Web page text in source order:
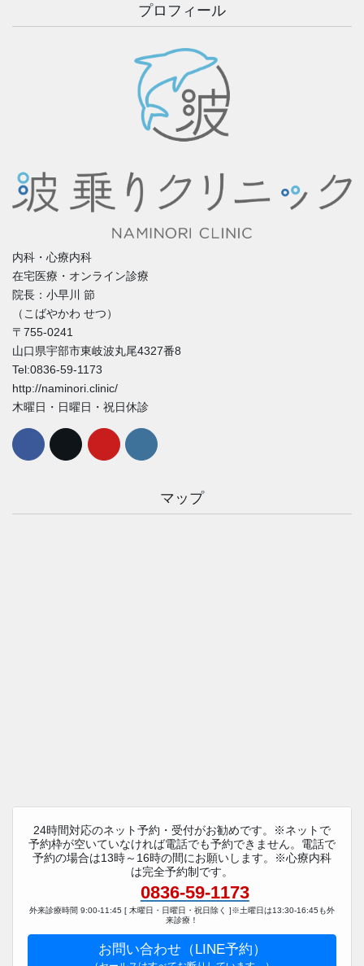
プロフィール
内科・心療内科
在宅医療・オンライン診療
院長：小早川 節
（こばやかわ せつ）
〒755-0241
山口県宇部市東岐波丸尾4327番8
Tel:0836-59-1173
http://naminori.clinic/
木曜日・日曜日・祝日休診
マップ
24時間対応のネット予約・受付がお勧めです。※ネットで
予約枠が空いていなければ電話でも予約できません。電話で
予約の場合は13時～16時の間にお願いします。※心療内科
は完全予約制です。
0836-59-1173
外来診療時間 9:00-11:45 [ 木曜日・日曜日・祝日除く ]※土曜日は13:30-16:45も外
来診療！
お問い合わせ（LINE予約）